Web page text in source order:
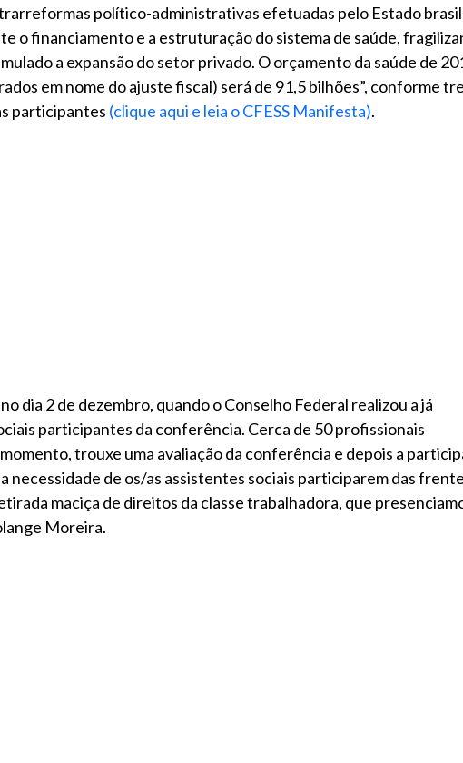
político-administrativas efetuadas pelo Estado
o financiamento e a estruturação do sistema de saúde,
a expansão do setor privado. O orçamento da saúde de
em nome do ajuste fiscal) será de 91,5 bilhões”, conforme
participantes (clique aqui e leia o CFESS Manifesta).
dia 2 de dezembro, quando o Conselho Federal realizou a já
participantes da conferência. Cerca de 50 profissionais
trouxe uma avaliação da conferência e depois a
necessidade de os/as assistentes sociais participarem das
maciça de direitos da classe trabalhadora, que
Moreira.